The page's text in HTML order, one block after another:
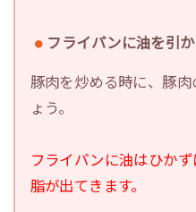
フライパンに油を引
豚肉を炒める時に、豚
ょう。
フライパンに油はひかず
脂が出てきます。